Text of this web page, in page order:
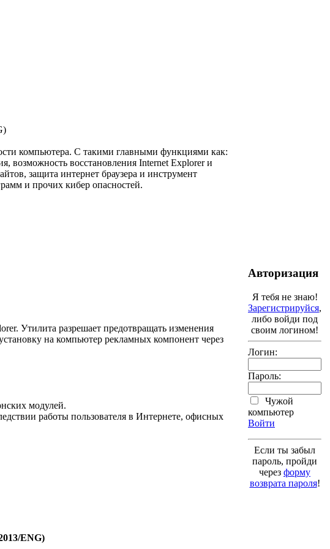
компьютера. С такими главными функциями как:
возможность восстановления Internet Explorer и
защита интернет браузера и инструмент
и прочих кибер опасностей.
Утилита разрешает предотвращать изменения
на компьютер рекламных компонент через
модулей.
работы пользователя в Интернете, офисных
ENG)
Авторизация
Я тебя не знаю!
Зарегистрируйся,
либо войди под
своим логином!
Логин:
Пароль:
Чужой
компьютер
Войти
Если ты забыл
пароль, пройди
через форму
возврата пароля!